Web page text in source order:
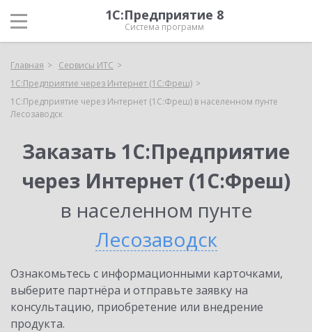
1С:Предприятие 8
Система программ
Главная
Сервисы ИТС
1С:Предприятие через Интернет (1С:Фреш)
1С:Предприятие через Интернет (1С:Фреш) в населенном пунте
Лесозаводск
Заказать 1С:Предприятие
через Интернет (1С:Фреш)
в населенном пунте
Лесозаводск
Ознакомьтесь с информационными карточками,
выберите партнёра и отправьте заявку на
консультацию, приобретение или внедрение
продукта.